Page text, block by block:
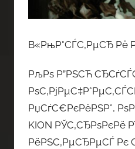
В«РњР°СЃС‚РµСЂ Рё
РљРѕ Р”РЅСЋ
РџСѓС€РєРёРЅР°,
KION РЎС‚СЂРѕРєРё
РёРЅС‚РµСЂРµСЃ Рє